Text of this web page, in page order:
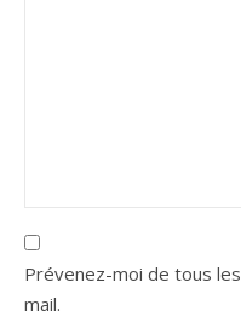
Prévenez-moi de tous
mail.